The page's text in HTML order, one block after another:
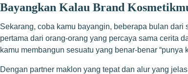
Bayangkan Kalau Brand
Sekarang, coba kamu bayangin, beberapa bulan
pertama dari orang-orang yang percaya sama cerita
kamu membangun sesuatu yang benar-benar “punya
Dengan partner maklon yang tepat dan alur yang